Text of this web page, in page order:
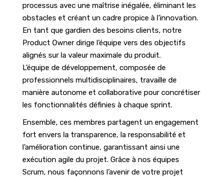
processus avec une maîtrise inégalée, éliminant les
obstacles et créant un cadre propice à l’innovation.
En tant que gardien des besoins clients, notre
Product Owner dirige l’équipe vers des objectifs
alignés sur la valeur maximale du produit.
L’équipe de développement, composée de
professionnels multidisciplinaires, travaille de
manière autonome et collaborative pour concrétiser
les fonctionnalités définies à chaque sprint.
Ensemble, ces membres partagent un engagement
fort envers la transparence, la responsabilité et
l’amélioration continue, garantissant ainsi une
exécution agile du projet. Grâce à nos équipes
Scrum, nous façonnons l’avenir de votre projet